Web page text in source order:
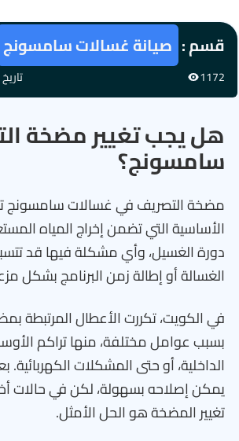
قسم : صيانة غسالات سامسونج
1172 تاريخ
هل يجب تغيير مضخة
سامسونج؟
مضخة التصريف في غسالات سامسونج
الأساسية التي تضمن إخراج المياه
دورة الغسيل، وأي مشكلة فيها قد
الغسالة أو إطالة زمن البرنامج بشكل
في الكويت، تكررت الأعطال المرتبطة
بسبب عوامل مختلفة، منها تراكم
الداخلية، أو حتى المشكلات
يمكن إصلاحه بسهولة، لكن في حالات
تغيير المضخة هو الحل الأمثل.